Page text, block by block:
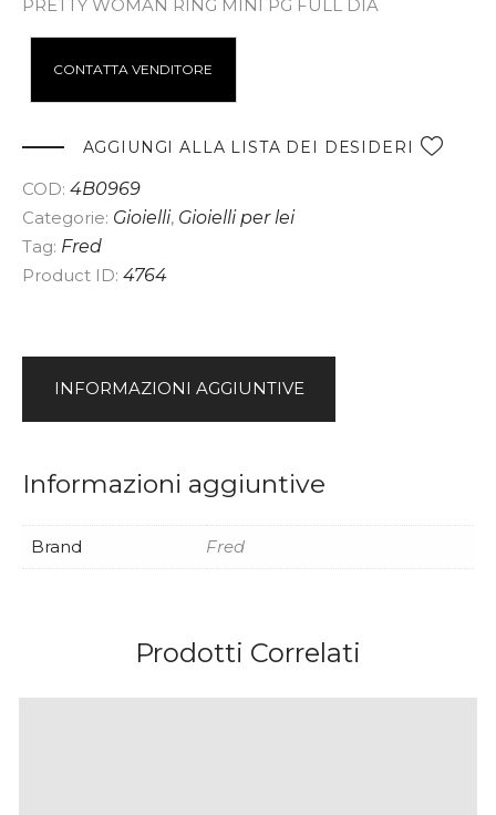
PRETTY WOMAN RING MINI PG FULL DIA
CONTATTA VENDITORE
t
e
a
AGGIUNGI ALLA LISTA DEI DESIDERI
COD: 4B0969
Categorie: Gioielli, Gioielli per lei
Tag: Fred
Product ID: 4764
INFORMAZIONI AGGIUNTIVE
Informazioni aggiuntive
Brand Fred
Prodotti Correlati